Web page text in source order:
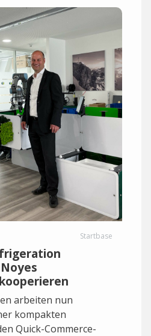
Startbase
arbeiten nun
kompakten
Quick-Commerce-